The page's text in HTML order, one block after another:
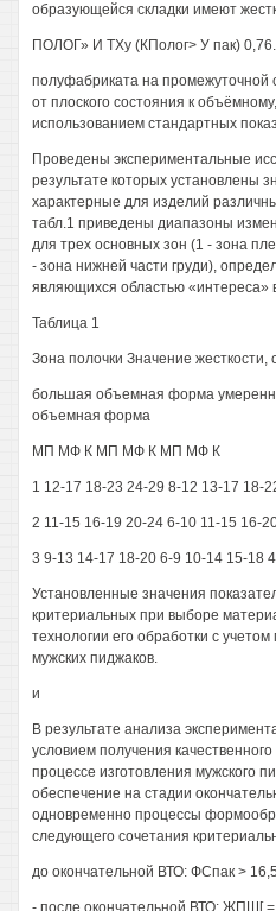
образующейся складки имеют
ПОЛОГ» И ТХу (КПолог> У пак) 0,76.
полуфабриката на
от плоского состояния к
использованием стандартных
Проведены экспериментальные
результате которых установлены
характерные для изделий
табл.1 приведены диапазоны
для трех основных зон (1 - зона
- зона нижней части груди),
являющихся областью «интереса»
Таблица 1
Зона полочки Значение жесткости,
большая объемная форма
объемная форма
МП МФ К МП МФ К МП МФ К
1 12-17 18-23 24-29 8-12 13-17 18-
2 11-15 16-19 20-24 6-10 11-15 16-
3 9-13 14-17 18-20 6-9 10-14 15-18
Установленные значения
критериальных при выборе
технологии его обработки с
мужских пиджаков.
и
В результате анализа
условием получения
процессе изготовления мужского
обеспечение на стадии
одновременно процессы
следующего сочетания
до окончательной ВТО: ФСпак >
- после окончательной ВТО: ЖПШ[ =